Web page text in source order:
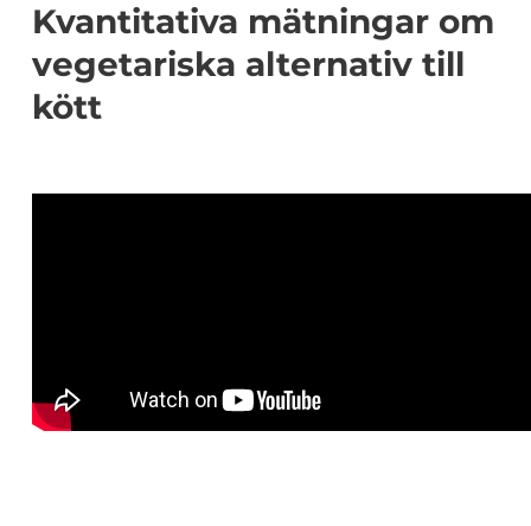
Kvantitativa mätningar om
vegetariska alternativ till
kött